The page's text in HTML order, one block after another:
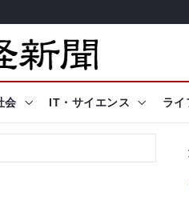
会 IT・サイエンス ライ